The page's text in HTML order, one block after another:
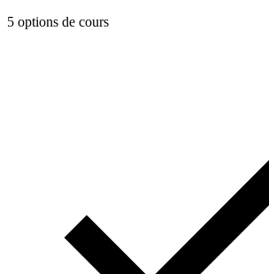
5 options de cours